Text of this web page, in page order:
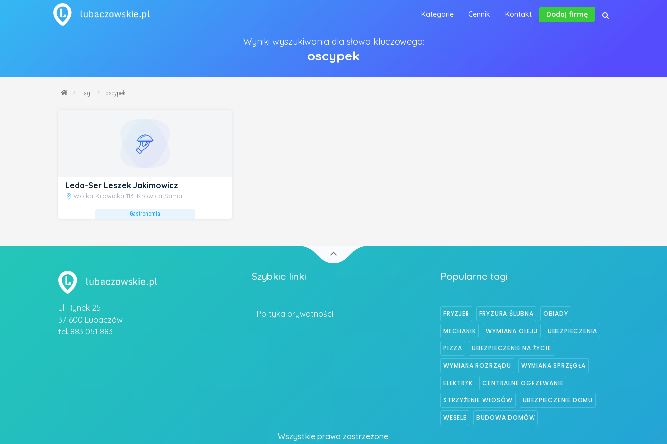
Kategorie Cennik Kontakt Dodaj firmę
Wyniki wyszukiwania dla słowa kluczowego:
oscypek
Tagi oscypek
Leda-Ser Leszek Jakimowicz
Wólka Krowicka 113, Krowica Sama
Gastronomia
ul. Rynek 25
37-600 Lubaczów
tel. 883 051 883
Szybkie linki
- Polityka prywatności
Popularne tagi
FRYZJER FRYZURA ŚLUBNA OBIADY
MECHANIK WYMIANA OLEJU UBEZPIECZENIA
PIZZA UBEZPIECZENIE NA ŻYCIE
WYMIANA ROZRZĄDU WYMIANA SPRZĘGŁA
ELEKTRYK CENTRALNE OGRZEWANIE
STRZYŻENIE WŁOSÓW UBEZPIECZENIE DOMU
WESELE BUDOWA DOMÓW
Wszystkie prawa zastrzeżone.